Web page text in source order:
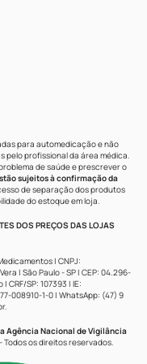
para automedicação e não
pelo profissional da área médica.
de saúde e prescrever o
sujeitos à confirmação da
de separação dos produtos
do estoque em loja.
DOS PREÇOS DAS LOJAS
| CNPJ:
| São Paulo - SP | CEP: 04.296-
SP: 107393 | IE:
008910-1-0 | WhatsApp: (47) 9
.
Agência Nacional de Vigilância
os direitos reservados.